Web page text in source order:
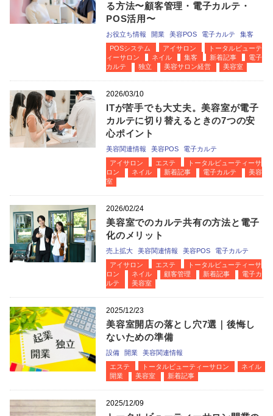
る方法〜顧客管理・電子カルテ・
POS活用〜
お役立ち情報 開業 美容POS 電子カルテ
集客
POSシステム
アイサロン
トータルビューテ
ィーサロン
ネイル 集客 新着記事
電子
カルテ
独立 美容サロン経営 美容室
2026/03/10
ITが苦手でも大丈夫。美容室が電子
カルテに切り替えるときの7つの安
心ポイント
美容関連情報 美容POS
電子カルテ
アイサロン
エステ
トータルビューティーサ
ロン
ネイル 新着記事 電子カルテ
美容
室
2026/02/24
美容室でのカルテ共有の方法と電子
化のメリット
売上拡大 美容関連情報 美容POS
電子カルテ
アイサロン
エステ
トータルビューティーサ
ロン
ネイル 顧客管理 新着記事
電子カ
ルテ
美容室
2025/12/23
美容室開店の落とし穴7選｜後悔し
ないための準備
設備 開業
美容関連情報
エステ
トータルビューティーサロン
ネイル
開業
美容室 新着記事
2025/12/09